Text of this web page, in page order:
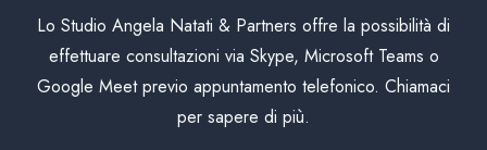
Lo Studio Angela Natati & Partners offre la possibilità di
effettuare consultazioni via Skype, Microsoft Teams o
Google Meet previo appuntamento telefonico. Chiamaci
per sapere di più.